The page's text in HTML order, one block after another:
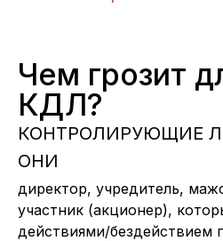
Чем грозит
КДЛ?
КОНТРОЛИРУЮЩИЕ
ОНИ
директор, учредитель,
участник (акционер),
действиями/бездействием